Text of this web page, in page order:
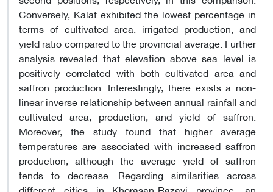
Conversely, Kalat exhibited the lowest percentage in
terms of cultivated area, irrigated production, and
yield ratio compared to the provincial average. Further
analysis revealed that elevation above sea level is
positively correlated with both cultivated area and
saffron production. Interestingly, there exists a non-
linear inverse relationship between annual rainfall and
cultivated area, production, and yield of saffron.
Moreover, the study found that higher average
temperatures are associated with increased saffron
production, although the average yield of saffron
tends to decrease. Regarding similarities across